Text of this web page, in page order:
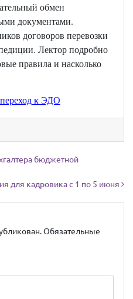
обмен
документами.
договоров перевозки
Лектор подробно
правила и насколько
к ЭДО
бюджетной
для кадровика с 1 по 5 июня
Обязательные